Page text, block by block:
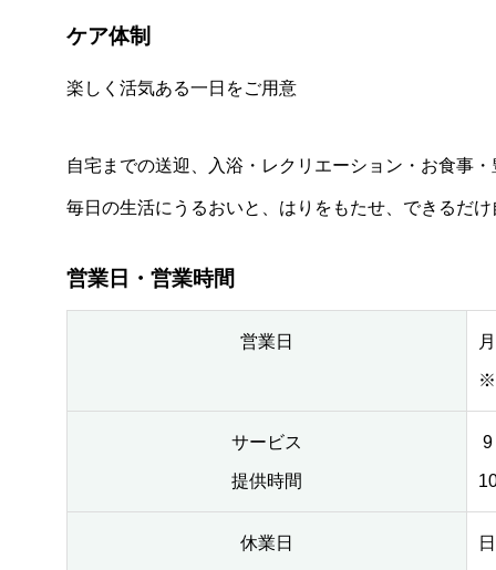
ケア体制
楽しく活気ある一日をご用意
自宅までの送迎、入浴・レクリエーション・お食事
毎日の生活にうるおいと、はりをもたせ、できるだ
営業日・営業時間
営業日
※
サービス
提供時間
9
休業日